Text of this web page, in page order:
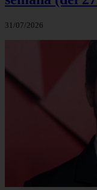
31/07/2026